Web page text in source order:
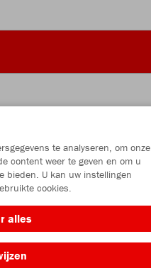
te analyseren, om onze
content weer te geven en om u
bieden. U kan uw instellingen
cookies.
alles